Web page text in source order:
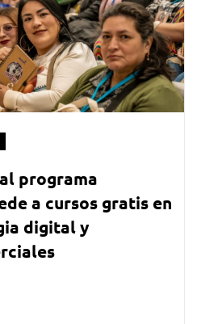
programa
a cursos gratis en
digital y